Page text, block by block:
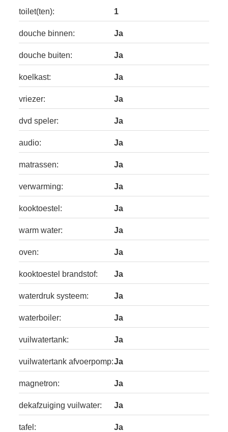
toilet(ten): 1
douche binnen: Ja
douche buiten: Ja
koelkast: Ja
vriezer: Ja
dvd speler: Ja
audio: Ja
matrassen: Ja
verwarming: Ja
kooktoestel: Ja
warm water: Ja
oven: Ja
kooktoestel brandstof: Ja
waterdruk systeem: Ja
waterboiler: Ja
vuilwatertank: Ja
vuilwatertank afvoerpomp:Ja
magnetron: Ja
dekafzuiging vuilwater: Ja
tafel: Ja